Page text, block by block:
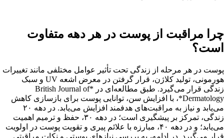
چرا مراقبت از پوست در هر دهه متفاوت
است؟
پوست در هر مرحله از زندگی تحت تأثیر عوامل مختلفی مانند تغییرات
هورمونی، تولید کلاژن، قرار گرفتن در معرض اشعه UV و سبک
زندگی قرار می‌گیرد. طبق مطالعه‌ای در *British Journal of
Dermatology*، با افزایش سن، توانایی پوست برای بازسازی کاهش
می‌یابد و نیاز به مراقبت‌های هدفمند افزایش می‌یابد. در دهه ۲۰
زندگی، تمرکز بر پیشگیری است؛ در دهه ۳۰، حفظ و ترمیم اهمیت
می‌یابد؛ و در دهه ۴۰، مبارزه با علائم پیری و تقویت پوست در اولویت
قرار می‌گیرد. در ادامه، به بررسی نیازهای پوستی و نکات مراقبتی